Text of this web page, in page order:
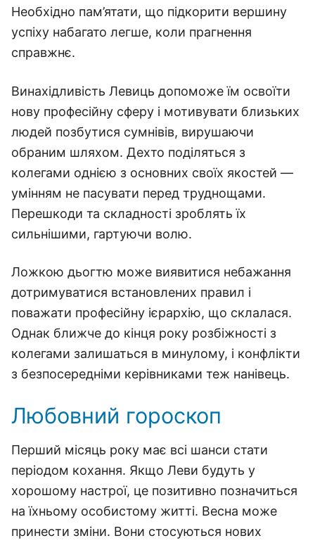
Необхідно пам’ятати, що підкорити вершину
успіху набагато легше, коли прагнення
справжнє.
Винахідливість Левиць допоможе їм освоїти
нову професійну сферу і мотивувати близьких
людей позбутися сумнівів, вирушаючи
обраним шляхом. Дехто поділяться з
колегами однією з основних своїх якостей —
умінням не пасувати перед труднощами.
Перешкоди та складності зроблять їх
сильнішими, гартуючи волю.
Ложкою дьогтю може виявитися небажання
дотримуватися встановлених правил і
поважати професійну ієрархію, що склалася.
Однак ближче до кінця року розбіжності з
колегами залишаться в минулому, і конфлікти
з безпосередніми керівниками теж нанівець.
Любовний гороскоп
Перший місяць року має всі шанси стати
періодом кохання. Якщо Леви будуть у
хорошому настрої, це позитивно позначиться
на їхньому особистому житті. Весна може
принести зміни. Вони стосуються нових